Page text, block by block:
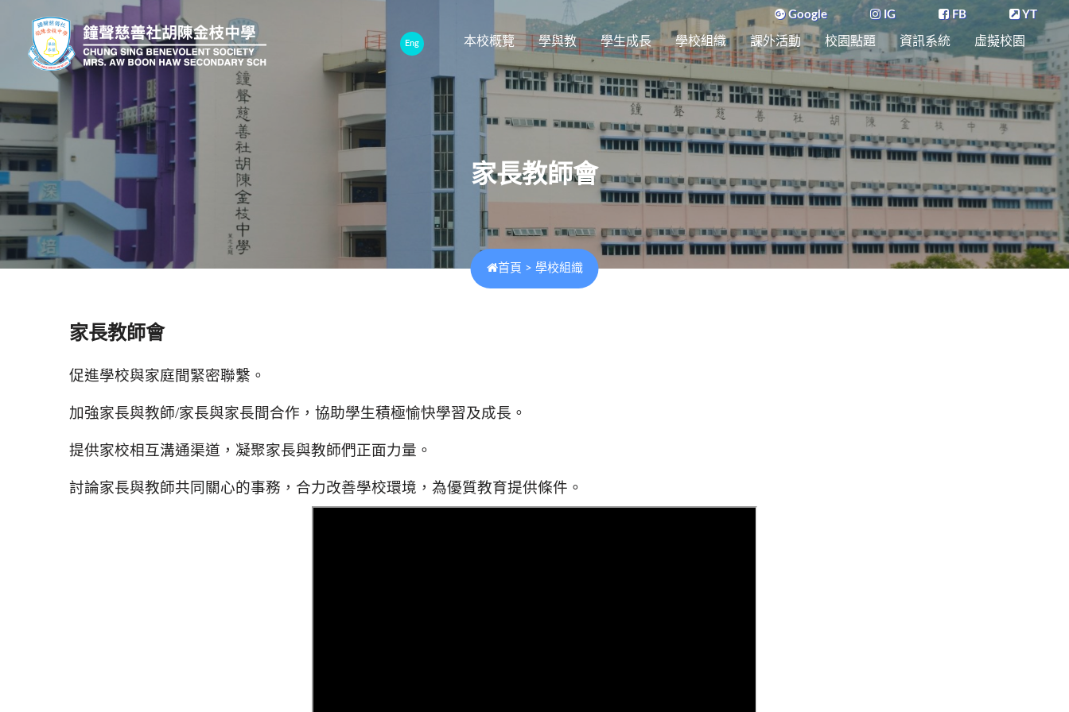
Eng 本校概覽 學與教 學生成長 學校組織 課外活動 校園點題 資訊系統 虛擬校園
Google IG FB YT
家長教師會
首頁 > 學校組織
家長教師會
促進學校與家庭間緊密聯繫。
加強家長與教師/家長與家長間合作，協助學生積極愉快學習及成長。
提供家校相互溝通渠道，凝聚家長與教師們正面力量。
討論家長與教師共同關心的事務，合力改善學校環境，為優質教育提供條件。